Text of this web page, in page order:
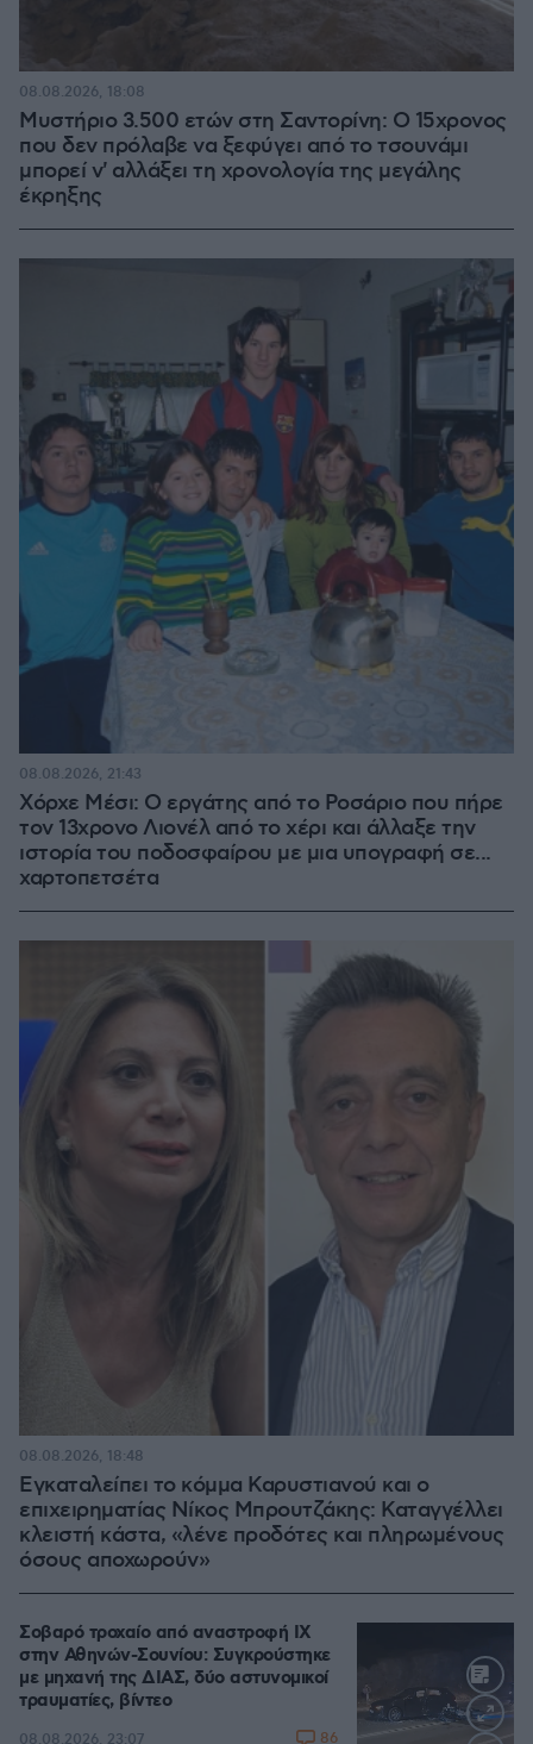
Μυστήριο 3.500 ετών στη Σαντορίνη: Ο 15χρονος
που δεν πρόλαβε να ξεφύγει από το τσουνάμι
μπορεί ν' αλλάξει τη χρονολογία της μεγάλης
έκρηξης
08.08.2026, 18:08
Χόρχε Μέσι: Ο εργάτης από το Ροσάριο που πήρε
τον 13χρονο Λιονέλ από το χέρι και άλλαξε την
ιστορία του ποδοσφαίρου με μια υπογραφή σε...
χαρτοπετσέτα
08.08.2026, 21:43
Εγκαταλείπει το κόμμα Καρυστιανού και ο
επιχειρηματίας Νίκος Μπρουτζάκης: Καταγγέλλει
κλειστή κάστα, «λένε προδότες και πληρωμένους
όσους αποχωρούν»
08.08.2026, 18:48
Σοβαρό τροχαίο από αναστροφή ΙΧ
στην Αθηνών-Σουνίου: Συγκρούστηκε
με μηχανή της ΔΙΑΣ, δύο αστυνομικοί
τραυματίες, βίντεο
08.08.2026, 23:07 86